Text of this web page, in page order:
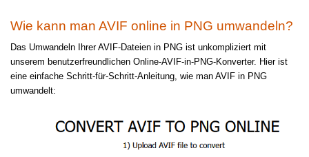
Wie kann man AVIF online in PNG umwandeln?
Das Umwandeln Ihrer AVIF-Dateien in PNG ist unkompliziert mit
unserem benutzerfreundlichen Online-AVIF-in-PNG-Konverter. Hier ist
eine einfache Schritt-für-Schritt-Anleitung, wie man AVIF in PNG
umwandelt: